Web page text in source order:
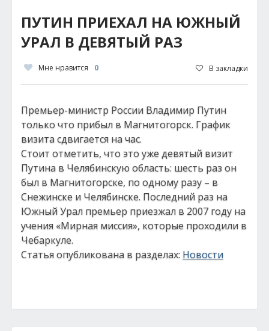
ПУТИН ПРИЕХАЛ НА ЮЖНЫЙ
УРАЛ В ДЕВЯТЫЙ РАЗ
Мне нравится 0 В закладки
Премьер-министр России Владимир Путин
только что прибыл в Магнитогорск. График
визита сдвигается на час.
Стоит отметить, что это уже девятый визит
Путина в Челябинскую область: шесть раз он
был в Магнитогорске, по одному разу – в
Снежинске и Челябинске. Последний раз на
Южный Урал премьер приезжал в 2007 году на
учения «Мирная миссия», которые проходили в
Чебаркуле.
Статья опубликована в разделах: Новости